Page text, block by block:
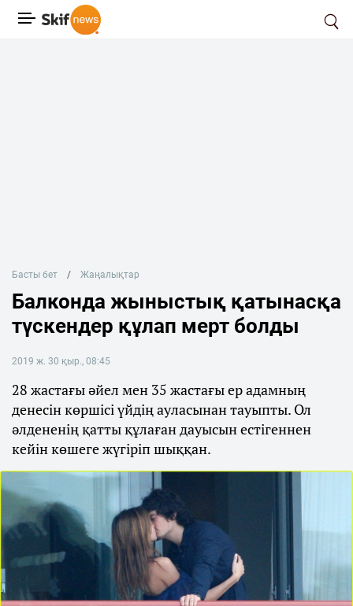
Басты бет Жаңалықтар
Балконда жыныстық қатынасқа
түскендер құлап мерт болды
2019 ж. 30 қыр., 08:45
28 жастағы әйел мен 35 жастағы ер адамның
денесін көршісі үйдің ауласынан тауыпты. Ол
әлдененің қатты құлаған дауысын естігеннен
кейін көшеге жүгіріп шыққан.